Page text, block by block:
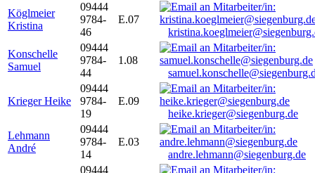
Köglmeier
Kristina
09444
9784-
46
E.07
Konschelle
Samuel
09444
9784-
44
1.08
Krieger Heike
09444
9784-
19
E.09
heike.krieger@siegenburg.de
Lehmann
André
09444
9784-
14
E.03
andre.lehmann@siegenburg.de
09444